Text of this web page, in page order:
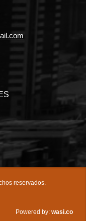
reservados.
Powered by: wasi.co